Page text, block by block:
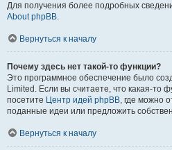
Для получения более подробных
About phpBB.
Вернуться к началу
Почему здесь нет такой-то функции?
Это программное обеспечение было
Limited. Если вы считаете, что какая-то
посетите Центр идей phpBB, где можно
поданные идеи или предложить
Вернуться к началу